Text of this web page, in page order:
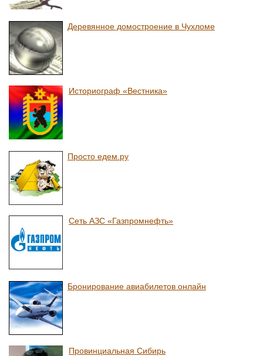
Деревянное домостроение в Чухломе
Историограф «Вестника»
Просто едем.ру
Сеть АЗС «Газпромнефть»
Бронирование авиабилетов онлайн
Провинциальная Сибирь